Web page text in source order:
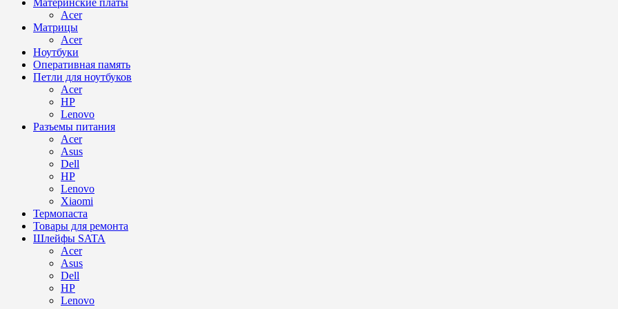
Материнские платы
Acer
Матрицы
Acer
Ноутбуки
Оперативная память
Петли для ноутбуков
Acer
HP
Lenovo
Разъемы питания
Acer
Asus
Dell
HP
Lenovo
Xiaomi
Термопаста
Товары для ремонта
Шлейфы SATA
Acer
Asus
Dell
HP
Lenovo